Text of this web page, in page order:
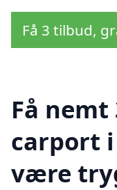
Få 3 tilbud,
Få
carport i
være